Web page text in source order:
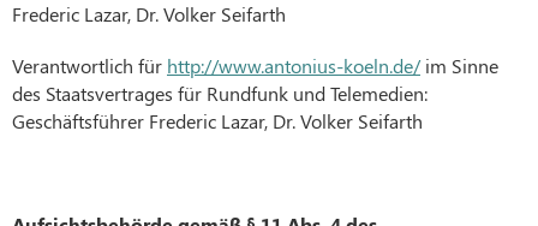
Frederic Lazar, Dr. Volker Seifarth
Verantwortlich für http://www.antonius-koeln.de/im Sinne
des Staatsvertrages für Rundfunk und Telemedien:
Geschäftsführer Frederic Lazar, Dr. Volker Seifarth